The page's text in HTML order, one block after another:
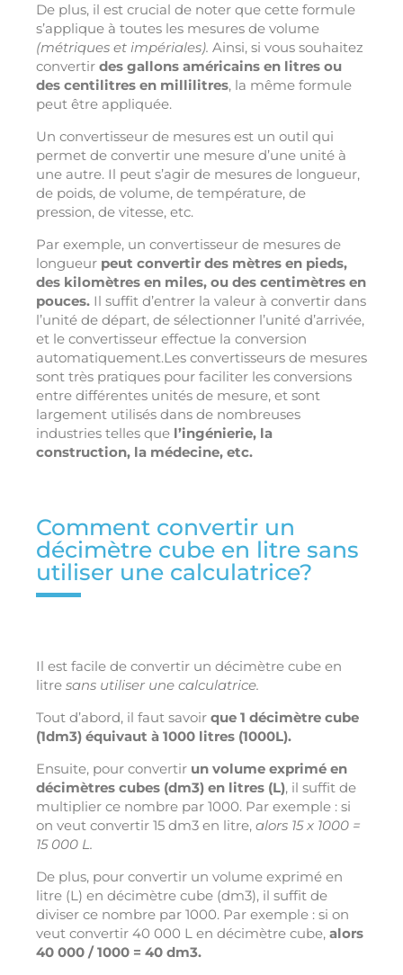
De plus, il est crucial de noter que cette formule
s’applique à toutes les mesures de volume
(métriques et impériales). Ainsi, si vous souhaitez
convertir des gallons américains en litres ou
des centilitres en millilitres, la même formule
peut être appliquée.
Un convertisseur de mesures est un outil qui
permet de convertir une mesure d’une unité à
une autre. Il peut s’agir de mesures de longueur,
de poids, de volume, de température, de
pression, de vitesse, etc.
Par exemple, un convertisseur de mesures de
longueur peut convertir des mètres en pieds,
des kilomètres en miles, ou des centimètres en
pouces. Il suffit d’entrer la valeur à convertir dans
l’unité de départ, de sélectionner l’unité d’arrivée,
et le convertisseur effectue la conversion
automatiquement.Les convertisseurs de mesures
sont très pratiques pour faciliter les conversions
entre différentes unités de mesure, et sont
largement utilisés dans de nombreuses
industries telles que l’ingénierie, la
construction, la médecine, etc.
Comment convertir un
décimètre cube en litre sans
utiliser une calculatrice?
Il est facile de convertir un décimètre cube en
litre sans utiliser une calculatrice.
Tout d’abord, il faut savoir que 1 décimètre cube
(1dm3) équivaut à 1000 litres (1000L).
Ensuite, pour convertir un volume exprimé en
décimètres cubes (dm3) en litres (L), il suffit de
multiplier ce nombre par 1000. Par exemple : si
on veut convertir 15 dm3 en litre, alors 15 x 1000 =
15 000 L.
De plus, pour convertir un volume exprimé en
litre (L) en décimètre cube (dm3), il suffit de
diviser ce nombre par 1000. Par exemple : si on
veut convertir 40 000 L en décimètre cube, alors
40 000 / 1000 = 40 dm3.